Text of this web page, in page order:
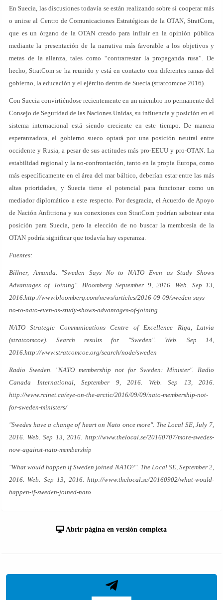
En Suecia, las discusiones todavía se están realizando sobre si cooperar más
o unirse al Centro de Comunicaciones Estratégicas de la OTAN, StratCom,
que es un órgano de la OTAN creado para influir en la opinión pública
mediante la presentación de la narrativa más favorable a los objetivos y
metas de la alianza, tales como “contrarrestar la propaganda rusa”. De
hecho, StratCom se ha reunido y está en contacto con diferentes ramas del
gobierno, la educación y el ejército dentro de Suecia (stratcomcoe 2016).
Con Suecia convirtiéndose recientemente en un miembro no permanente del
Consejo de Seguridad de las Naciones Unidas, su influencia y posición en el
sistema internacional está siendo creciente en este tiempo. De manera
esperanzadora, el gobierno sueco optará por una posición neutral entre
occidente y Rusia, a pesar de sus actitudes más pro-EEUU y pro-OTAN. La
estabilidad regional y la no-confrontación, tanto en la propia Europa, como
más específicamente en el área del mar báltico, deberían estar entre las más
altas prioridades, y Suecia tiene el potencial para funcionar como un
mediador diplomático a este respecto. Por desgracia, el Acuerdo de Apoyo
de Nación Anfitriona y sus conexiones con StratCom podrían sabotear esta
posición para Suecia, pero la elección de no buscar la membresía de la
OTAN podría significar que todavía hay esperanza.
Fuentes:
Billner, Amanda. "Sweden Says No to NATO Even as Study Shows
Advantages of Joining". Bloomberg September 9, 2016. Web. Sep 13,
2016.http://www.bloomberg.com/news/articles/2016-09-09/sweden-says-
no-to-nato-even-as-study-shows-advantages-of-joining
NATO Strategic Communications Centre of Excellence Riga, Latvia
(stratcomcoe). Search results for "Sweden". Web. Sep 14,
2016.http://www.stratcomcoe.org/search/node/sweden
Radio Sweden. "NATO membership not for Sweden: Minister". Radio
Canada International, September 9, 2016. Web. Sep 13, 2016.
http://www.rcinet.ca/eye-on-the-arctic/2016/09/09/nato-membership-not-
for-sweden-ministers/
"Swedes have a change of heart on Nato once more". The Local SE, July 7,
2016. Web. Sep 13, 2016. http://www.thelocal.se/20160707/more-swedes-
now-against-nato-membership
"What would happen if Sweden joined NATO?". The Local SE, September 2,
2016. Web. Sep 13, 2016. http://www.thelocal.se/20160902/what-would-
happen-if-sweden-joined-nato
Abrir página en versión completa